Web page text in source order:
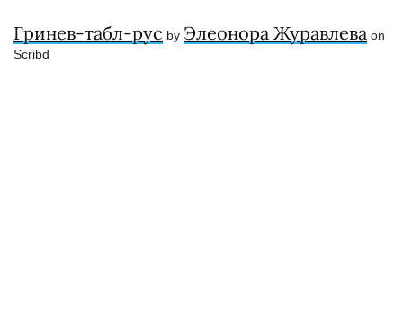
Гринев-табл-рус by Элеонора Журавлева on
Scribd